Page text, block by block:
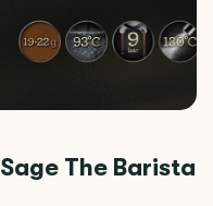
The Barista